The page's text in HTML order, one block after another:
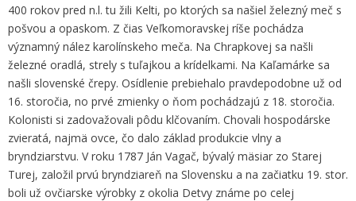
400 rokov pred n.l. tu žili Kelti, po ktorých sa našiel železný meč s
pošvou a opaskom. Z čias Veľkomoravskej ríše pochádza
významný nález karolínskeho meča. Na Chrapkovej sa našli
železné oradlá, strely s tuľajkou a krídelkami. Na Kaľamárke sa
našli slovenské črepy. Osídlenie prebiehalo pravdepodobne už od
16. storočia, no prvé zmienky o ňom pochádzajú z 18. storočia.
Kolonisti si zadovažovali pôdu klčovaním. Chovali hospodárske
zvieratá, najmä ovce, čo dalo základ produkcie vlny a
bryndziarstvu. V roku 1787 Ján Vagač, bývalý mäsiar zo Starej
Turej, založil prvú bryndziareň na Slovensku a na začiatku 19. stor.
boli už ovčiarske výrobky z okolia Detvy známe po celej